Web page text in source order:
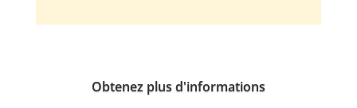
Obtenez plus d'informations